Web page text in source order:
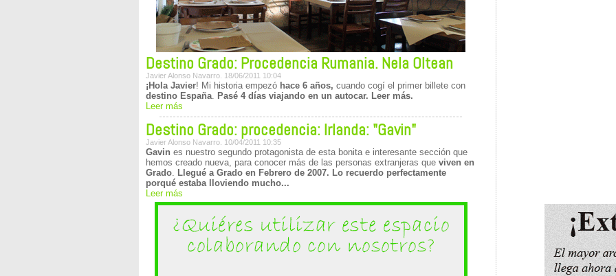
Destino Grado: Procedencia Rumania. Nela Oltean
Javier Alonso Navarro. 18/06/2011 10:04
¡Hola Javier! Mi historia empezó hace 6 años, cuando cogí el primer billete con
destino España. Pasé 4 días viajando en un autocar. Leer más.
Leer más
Destino Grado: procedencia: Irlanda: "Gavin"
Javier Alonso Navarro. 10/04/2011 10:35
Gavin es nuestro segundo protagonista de esta bonita e interesante sección que
hemos creado nueva, para conocer más de las personas extranjeras que viven en
Grado. Llegué a Grado en Febrero de 2007. Lo recuerdo perfectamente
porqué estaba lloviendo mucho...
Leer más